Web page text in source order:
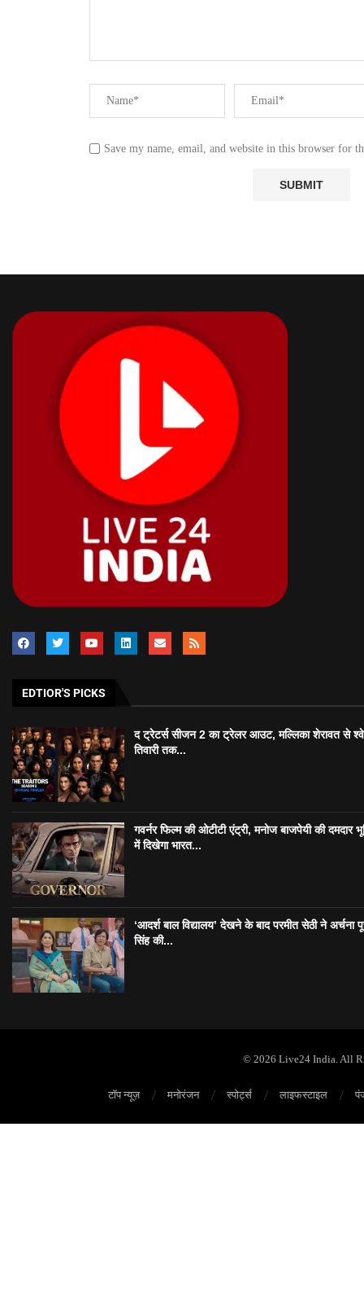
Save my name, email, and website in this browser for
EDTIOR'S PICKS
द ट्रेटर्स सीजन 2 का ट्रेलर आउट, मल्लिका शेरावत से
तिवारी तक...
गवर्नर फिल्म की ओटीटी एंट्री, मनोज बाजपेयी की दमदार
में दिखेगा भारत...
‘आदर्श बाल विद्यालय’ देखने के बाद परमीत सेठी ने अर्चना
सिंह की...
© 2026 Live24 India. All
टॉप न्यूज़ मनोरंजन स्पोर्ट्स लाइफस्टाइल